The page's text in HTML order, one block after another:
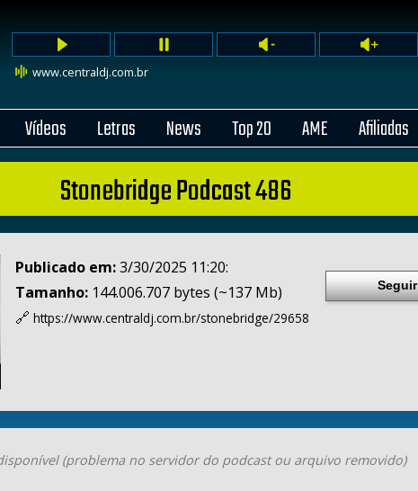
www.centraldj.com.br
Vídeos Letras News Top 20 AME Afiliadas
Stonebridge Podcast 486
Publicado em: 3/30/2025 11:20:
Tamanho:144.006.707 bytes (~137 Mb)
🔗 https://www.centraldj.com.br/stonebridge/29658
Seguir
(problema no servidor do podcast ou arquivo removido)